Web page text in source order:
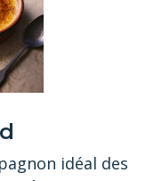
idéal des